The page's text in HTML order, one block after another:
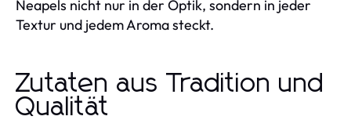
Neapels nicht nur in der Optik, sondern in jeder
Textur und jedem Aroma steckt.
Zutaten aus Tradition und
Qualität